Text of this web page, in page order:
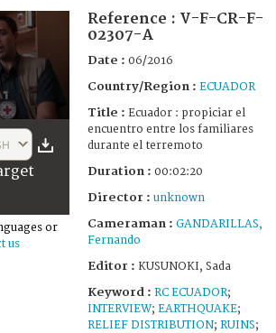
or
us
Reference : V-F-CR-F-
02307-A
Date : 06/2016
Country/Region : ECUADOR
Title : Ecuador : propiciar el
encuentro entre los familiares
durante el terremoto
Duration : 00:02:20
Director : unknown
Cameraman : GANDARILLAS,
Fernando
Editor : KUSUNOKI, Sada
Keyword : RC ECUADOR;
INTERVIEW; EARTHQUAKE;
RELIEF DISTRIBUTION; RUINS;